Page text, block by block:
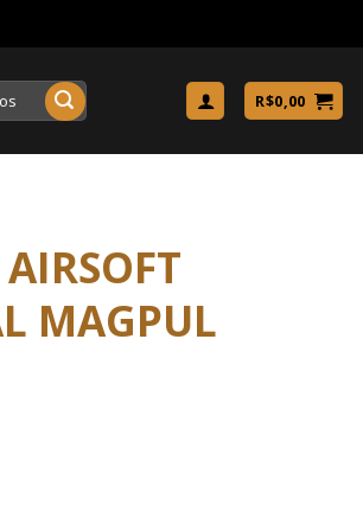
R$0,00
MAGPUL